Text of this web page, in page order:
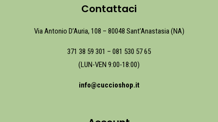
Contattaci
Via Antonio D’Auria, 108 – 80048 Sant’Anastasia (NA)
371 38 59 301 – 081 530 57 65
(LUN-VEN 9:00-18:00)
info@cuccioshop.it